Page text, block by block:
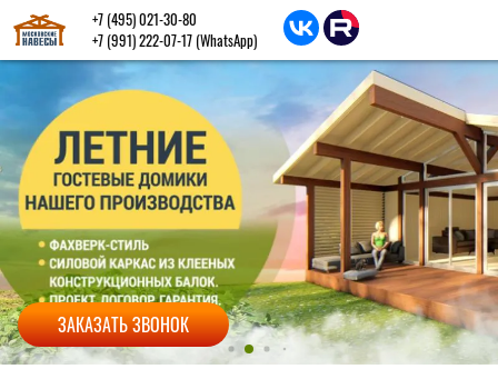
ЗАКАЗАТЬ ЗВОНОК
+7 (495) 021-30-80
+7 (991) 222-07-17 (WhatsApp)